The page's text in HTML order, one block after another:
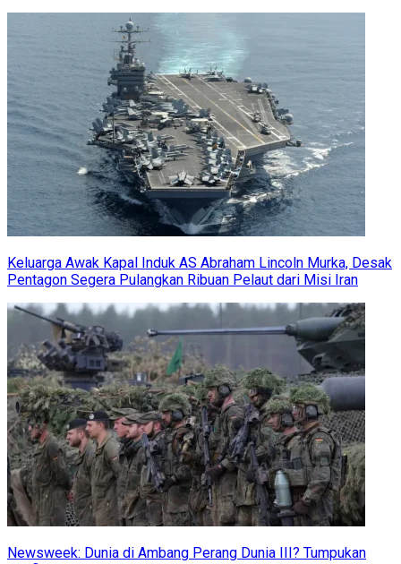
Keluarga Awak Kapal Induk AS Abraham Lincoln Murka, Desak
Pentagon Segera Pulangkan Ribuan Pelaut dari Misi Iran
Newsweek: Dunia di Ambang Perang Dunia III? Tumpukan